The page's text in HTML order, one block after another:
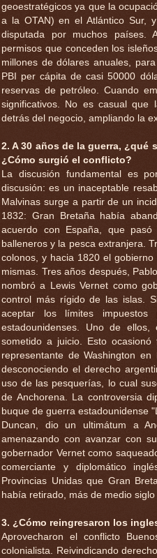
geoestratégicos ya que la
a la OTAN) en el Atlántico Sur,
disputada por muchos países.
permisos que conceden los
millones de dólares anuales,
PBI per cápita de casi 50000
reservas de petróleo. Cuando
significativos. No es casual que
detrás del negocio, ampliando la
2. A 30 años de la guerra, ¿qué
¿Cómo surgió el conflicto?
La discusión fundamental es
discusión: es un inaceptable
Malvinas surge a partir de un
1832: Gran Bretaña había
acuerdo con España, que
balleneros y la pesca extranjera.
colonos, y hacia 1820 el
mismas. Tres años después,
nombró a Lewis Vernet como
control más rígido de las islas.
aceptar los límites
estadounidenses. Uno de
sometido a juicio. Esto
representante de Washington en
desconociendo el derecho
uso de las pesquerías, lo cual
de Anchorena. La controversia
buque de guerra estadounidense
Duncan, dio un ultimátum a
amenazando con avanzar con
gobernador Vernet como
comerciante y diplomático
Provincias Unidas que Gran
había retirado, más de medio siglo
3. ¿Cómo reingresaron los
Aprovecharon el conflicto
colonialista. Reivindicando